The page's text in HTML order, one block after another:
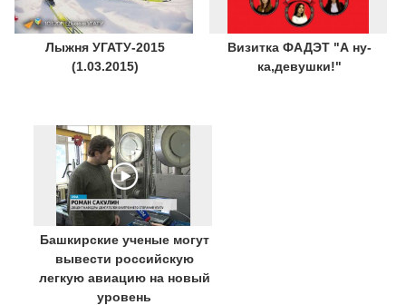
Лыжня УГАТУ-2015
(1.03.2015)
Визитка ФАДЭТ "А ну-
ка,девушки!"
Башкирские ученые могут
вывести российскую
легкую авиацию на новый
уровень